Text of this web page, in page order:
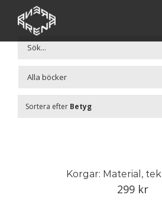
Fortsätt
innehållet
Sortera efter Betyg
299 kr